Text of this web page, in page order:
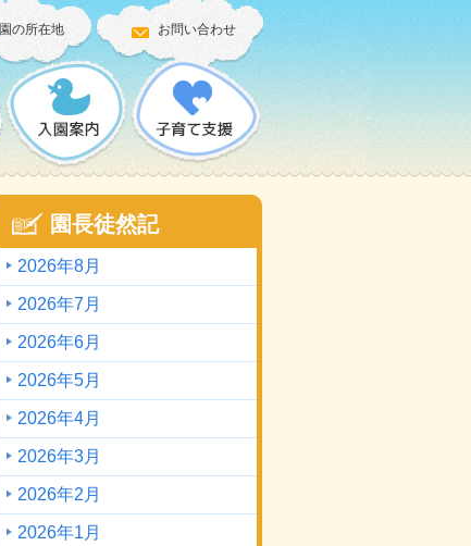
園の所在地 お問い合わせ
園長徒然記
2026年8月
2026年7月
2026年6月
2026年5月
2026年4月
2026年3月
2026年2月
2026年1月